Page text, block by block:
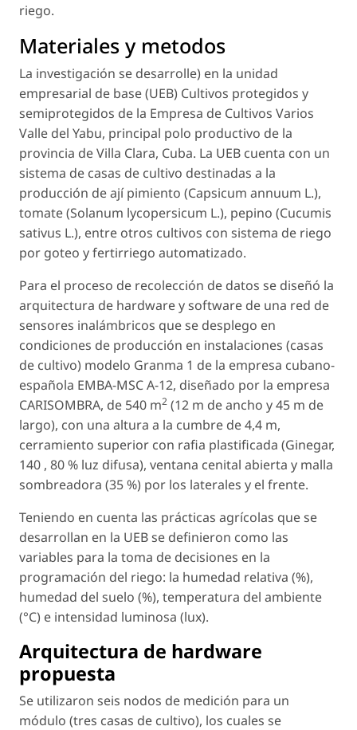
riego.
Materiales y metodos
La investigación se desarrolle) en la unidad
empresarial de base (UEB) Cultivos protegidos y
semiprotegidos de la Empresa de Cultivos Varios
Valle del Yabu, principal polo productivo de la
provincia de Villa Clara, Cuba. La UEB cuenta con un
sistema de casas de cultivo destinadas a la
producción de ají pimiento (Capsicum annuum L.),
tomate (Solanum lycopersicum L.), pepino (Cucumis
sativus L.), entre otros cultivos con sistema de riego
por goteo y fertirriego automatizado.
Para el proceso de recolección de datos se diseñó la
arquitectura de hardware y software de una red de
sensores inalámbricos que se desplego en
condiciones de producción en instalaciones (casas
de cultivo) modelo Granma 1 de la empresa cubano-
española EMBA-MSC A-12, diseñado por la empresa
CARISOMBRA, de 540 m2 (12 m de ancho y 45 m de
largo), con una altura a la cumbre de 4,4 m,
cerramiento superior con rafia plastificada (Ginegar,
140 , 80 % luz difusa), ventana cenital abierta y malla
sombreadora (35 %) por los laterales y el frente.
Teniendo en cuenta las prácticas agrícolas que se
desarrollan en la UEB se definieron como las
variables para la toma de decisiones en la
programación del riego: la humedad relativa (%),
humedad del suelo (%), temperatura del ambiente
(°C) e intensidad luminosa (lux).
Arquitectura de hardware
propuesta
Se utilizaron seis nodos de medición para un
módulo (tres casas de cultivo), los cuales se